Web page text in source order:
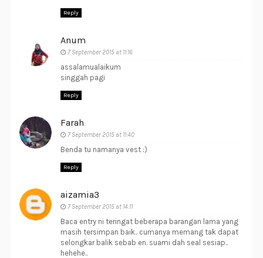
Reply
Anum
7 September 2015 at 11:16
assalamualaikum
singgah pagi
Reply
Farah
7 September 2015 at 11:40
Benda tu namanya vest :)
Reply
aizamia3
7 September 2015 at 14:11
Baca entry ni teringat beberapa barangan lama yang
masih tersimpan baik.. cumanya memang tak dapat
selongkar balik sebab en. suami dah seal sesiap..
hehehe..